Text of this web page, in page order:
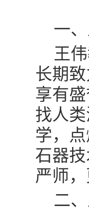
一
王
长期
享有
找人
学，
石器
严师
二